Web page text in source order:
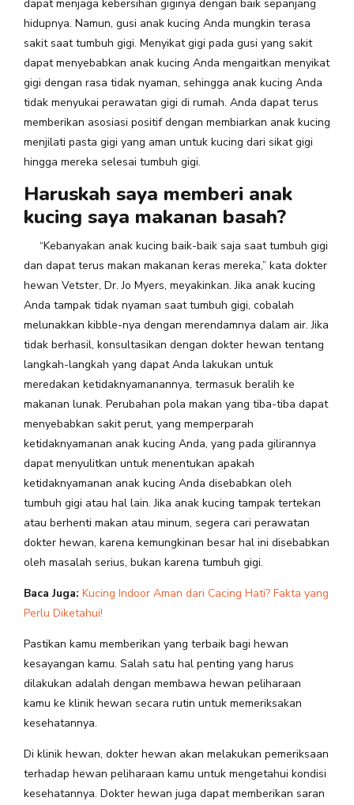
dapat menjaga kebersihan giginya dengan baik sepanjang
hidupnya. Namun, gusi anak kucing Anda mungkin terasa
sakit saat tumbuh gigi. Menyikat gigi pada gusi yang sakit
dapat menyebabkan anak kucing Anda mengaitkan menyikat
gigi dengan rasa tidak nyaman, sehingga anak kucing Anda
tidak menyukai perawatan gigi di rumah. Anda dapat terus
memberikan asosiasi positif dengan membiarkan anak kucing
menjilati pasta gigi yang aman untuk kucing dari sikat gigi
hingga mereka selesai tumbuh gigi.
Haruskah saya memberi anak
kucing saya makanan basah?
“Kebanyakan anak kucing baik-baik saja saat tumbuh gigi
dan dapat terus makan makanan keras mereka,” kata dokter
hewan Vetster, Dr. Jo Myers, meyakinkan. Jika anak kucing
Anda tampak tidak nyaman saat tumbuh gigi, cobalah
melunakkan kibble-nya dengan merendamnya dalam air. Jika
tidak berhasil, konsultasikan dengan dokter hewan tentang
langkah-langkah yang dapat Anda lakukan untuk
meredakan ketidaknyamanannya, termasuk beralih ke
makanan lunak. Perubahan pola makan yang tiba-tiba dapat
menyebabkan sakit perut, yang memperparah
ketidaknyamanan anak kucing Anda, yang pada gilirannya
dapat menyulitkan untuk menentukan apakah
ketidaknyamanan anak kucing Anda disebabkan oleh
tumbuh gigi atau hal lain. Jika anak kucing tampak tertekan
atau berhenti makan atau minum, segera cari perawatan
dokter hewan, karena kemungkinan besar hal ini disebabkan
oleh masalah serius, bukan karena tumbuh gigi.
Baca Juga: Kucing Indoor Aman dari Cacing Hati? Fakta yang
Perlu Diketahui!
Pastikan kamu memberikan yang terbaik bagi hewan
kesayangan kamu. Salah satu hal penting yang harus
dilakukan adalah dengan membawa hewan peliharaan
kamu ke klinik hewan secara rutin untuk memeriksakan
kesehatannya.
Di klinik hewan, dokter hewan akan melakukan pemeriksaan
terhadap hewan peliharaan kamu untuk mengetahui kondisi
kesehatannya. Dokter hewan juga dapat memberikan saran